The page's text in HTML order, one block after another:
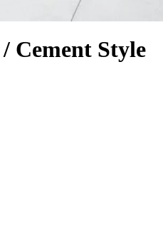
Cement Style